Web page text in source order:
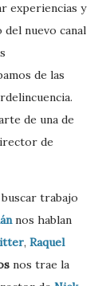
experiencias y
nuevo canal
de las
de una de
de
trabajo
nos hablan
, Raquel
nos trae la